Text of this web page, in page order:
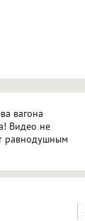
вагона
Видео не
равнодушным